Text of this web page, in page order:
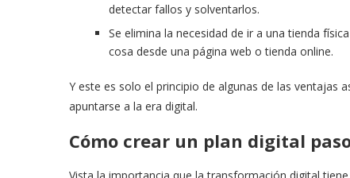
detectar fallos y solventarlos.
Se elimina la necesidad de ir a una tienda
cosa desde una página web o tienda online.
Y este es solo el principio de algunas de las
apuntarse a la era digital.
Cómo crear un plan digital